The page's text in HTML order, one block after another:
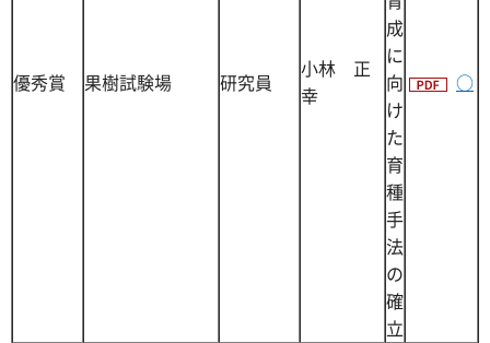
優秀賞 果樹試験場 研究員
小林 正
幸
成
に
向
け
た
育
種
手
法
の
確
立
○